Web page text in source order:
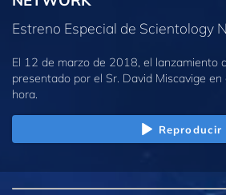
Estreno Especial de Scientology
El 12 de marzo de 2018, el lanzamiento
presentado por el Sr. David Miscavige
hora.
Reproducir